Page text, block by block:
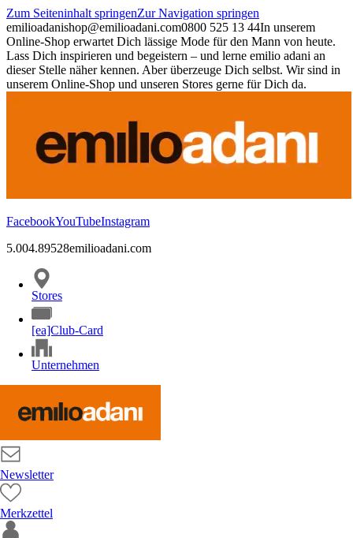
Zum Seiteninhalt springenZur Navigation springen
emilioadanishop@emilioadani.com0800 525 13 44In unserem
Online-Shop erwartet Dich lässige Mode für den Mann von heute.
Lass Dich inspirieren und begeistern – und lerne emilio adani an
dieser Stelle näher kennen. Aber überzeuge Dich selbst. Wir sind in
unserem Online-Shop und unseren Stores gerne für Dich da.
FacebookYouTubeInstagram
5.004.89528emilioadani.com
Stores
[ea]Club-Card
Unternehmen
Newsletter
Merkzettel